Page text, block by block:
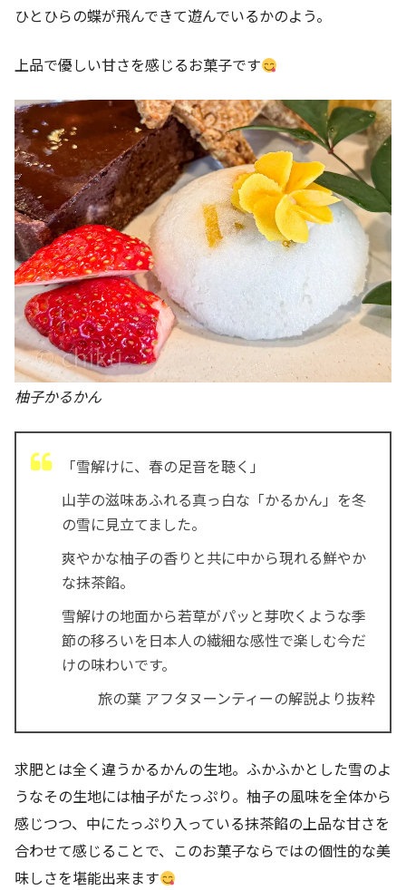
ひとひらの蝶が飛んできて遊んでいるかのよう。
上品で優しい甘さを感じるお菓子です
柚子かるかん
「雪解けに、春の足音を聴く」
山芋の滋味あふれる真っ白な「かるかん」を冬
の雪に見立てました。
爽やかな柚子の香りと共に中から現れる鮮やか
な抹茶餡。
雪解けの地面から若草がパッと芽吹くような季
節の移ろいを日本人の繊細な感性で楽しむ今だ
けの味わいです。
旅の葉 アフタヌーンティーの解説より抜粋
求肥とは全く違うかるかんの生地。ふかふかとした雪のよ
うなその生地には柚子がたっぷり。柚子の風味を全体から
感じつつ、中にたっぷり入っている抹茶餡の上品な甘さを
合わせて感じることで、このお菓子ならではの個性的な美
味しさを堪能出来ます